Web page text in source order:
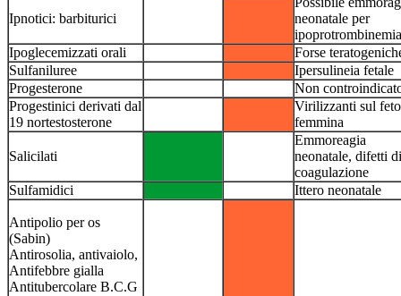
Ipnotici: barbiturici
neonatale per
ipoprotrombinemia
Ipoglecemizzati orali
Forse
Sulfaniluree
Ipersulineia fetale
Progesterone
Non
Progestinici derivati dal
19 nortestosterone
Virilizzanti sul feto
femmina
Salicilati
Emmoreagia
neonatale, difetti di
coagulazione
Sulfamidici
Ittero neonatale
Antipolio per os
(Sabin)
Antirosolia, antivaiolo,
Antifebbre gialla
Antitubercolare B.C.G